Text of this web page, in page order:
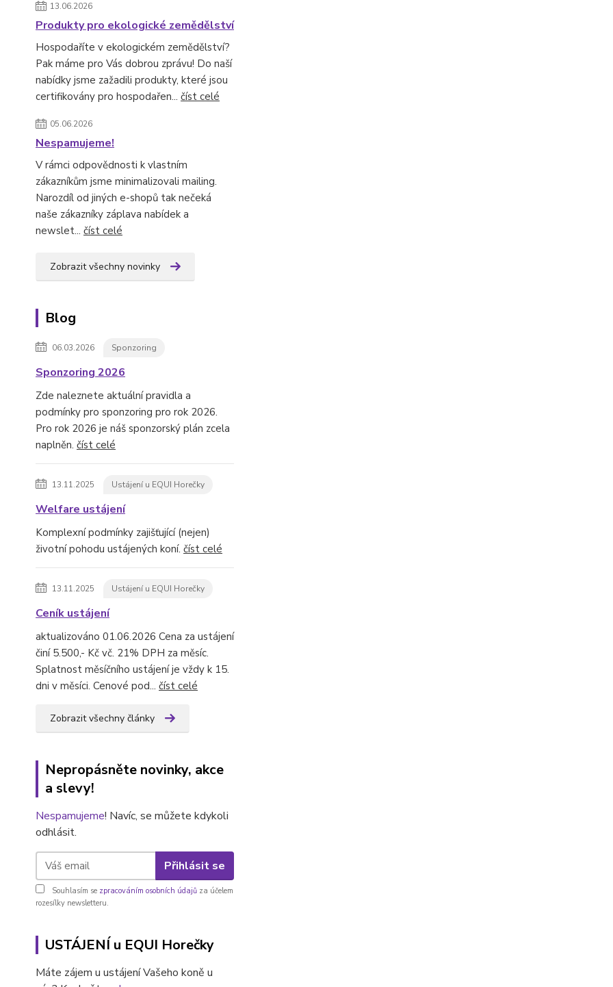
13.06.2026
Produkty pro ekologické zemědělství
Hospodaříte v ekologickém zemědělství?
Pak máme pro Vás dobrou zprávu! Do naší
nabídky jsme zažadili produkty, které jsou
certifikovány pro hospodařen... číst celé
05.06.2026
Nespamujeme!
V rámci odpovědnosti k vlastním
zákazníkům jsme minimalizovali mailing.
Narozdíl od jiných e-shopů tak nečeká
naše zákazníky záplava nabídek a
newslet... číst celé
Zobrazit všechny novinky
Blog
06.03.2026 Sponzoring
Sponzoring 2026
Zde naleznete aktuální pravidla a
podmínky pro sponzoring pro rok 2026.
Pro rok 2026 je náš sponzorský plán zcela
naplněn. číst celé
13.11.2025 Ustájení u EQUI Horečky
Welfare ustájení
Komplexní podmínky zajišťující (nejen)
životní pohodu ustájených koní. číst celé
13.11.2025 Ustájení u EQUI Horečky
Ceník ustájení
aktualizováno 01.06.2026 Cena za ustájení
činí 5.500,- Kč vč. 21% DPH za měsíc.
Splatnost měsíčního ustájení je vždy k 15.
dni v měsíci. Cenové pod... číst celé
Zobrazit všechny články
Nepropásněte novinky, akce
a slevy!
Nespamujeme! Navíc, se můžete kdykoli
odhlásit.
Přihlásit se
Souhlasím se zpracováním osobních údajů za účelem
rozesílky newsletteru.
USTÁJENÍ u EQUI Horečky
Máte zájem u ustájení Vašeho koně u